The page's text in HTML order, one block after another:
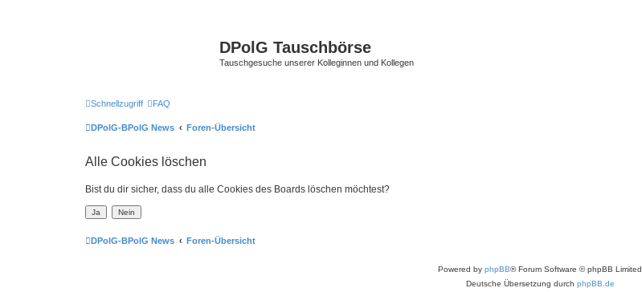
DPolG Tauschbörse
Tauschgesuche unserer Kolleginnen und Kollegen
Schnellzugriff FAQ
DPolG-BPolG News Foren-Übersicht
Alle Cookies löschen
Bist du dir sicher, dass du alle Cookies des Boards löschen möchtest?
DPolG-BPolG News Foren-Übersicht
Powered by phpBB® Forum Software © phpBB Limited
Deutsche Übersetzung durch phpBB.de